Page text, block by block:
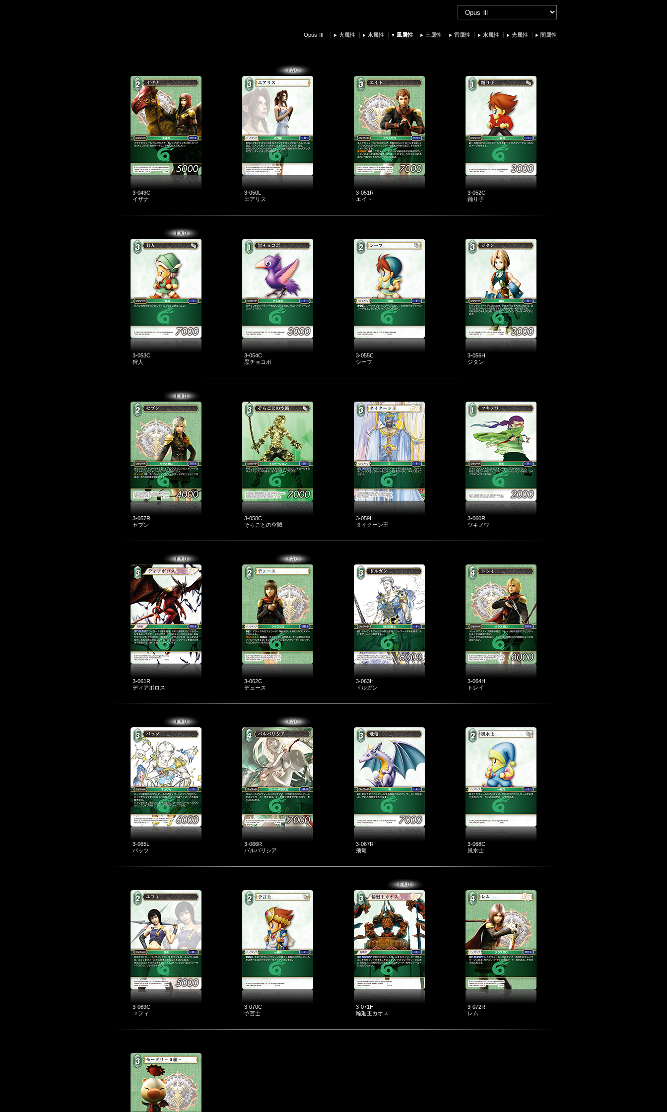
Opus Ⅲ 火属性 氷属性 風属性 土属性 雷属性 水属性 光属性 闇属性
3-049C
イザナ
3-050L
エアリス
3-051R
エイト
3-052C
踊り子
3-053C
狩人
3-054C
黒チョコボ
3-055C
シーフ
3-056H
ジタン
3-057R
セブン
3-058C
そらごとの空賊
3-059H
タイクーン王
3-060R
ツキノワ
3-061R
ディアボロス
3-062C
デュース
3-063H
ドルガン
3-064H
トレイ
3-065L
バッツ
3-066R
バルバリシア
3-067R
飛竜
3-068C
風水士
3-069C
ユフィ
3-070C
予言士
3-071H
輪廻王カオス
3-072R
レム